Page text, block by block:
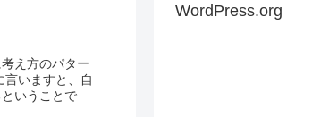
え方のパター
言いますと、自
いうことで
WordPress.org